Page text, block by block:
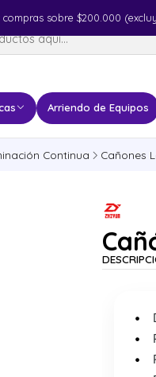
Arriendo de Equipos
sobre $200.000
Continua Cañones